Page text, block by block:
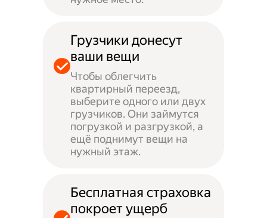
Грузчики донесут
ваши вещи
Чтобы облегчить
квартирный переезд,
выберите одного или двух
грузчиков. Они займутся
погрузкой и разгрузкой, а
ещё поднимут вещи на
нужный этаж.
Бесплатная страховка
покроет ущерб